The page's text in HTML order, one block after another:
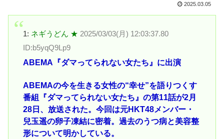
2025.03.05
1: ネギうどん ★ 2025/03/03(月) 12:03:37.80
ID:b5yqQ9Lp9
ABEMA『ダマってられない女たち』に出演
ABEMAの今を生きる女性の“幸せ”を語りつくす
番組『ダマってられない女たち』の第11話が2月
28日、放送された。今回は元HKT48メンバー・
兒玉遥の卵子凍結に密着。過去のうつ病と美容整
形について明かしている。